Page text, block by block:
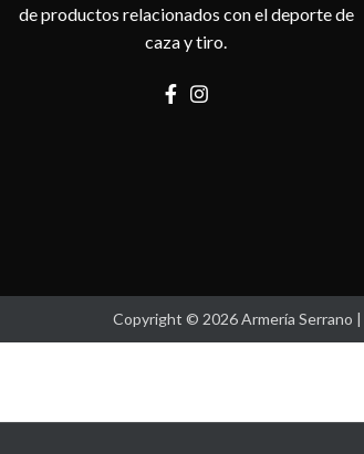
de productos relacionados con el deporte de
caza y tiro.
Copyright © 2026 Armería Serrano |